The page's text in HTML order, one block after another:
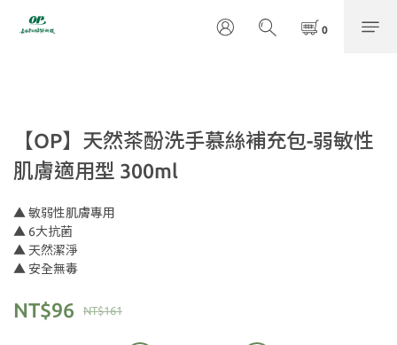
【OP】天然茶酚洗手慕絲補充包-弱敏性
肌膚適用型 300ml
▲ 敏弱性肌膚專用
▲ 6大抗菌
▲ 天然潔淨
▲ 安全無毒
NT$161
NT$96